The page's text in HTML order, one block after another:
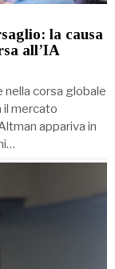
la causa
all’IA
nella corsa globale
il mercato
appariva in